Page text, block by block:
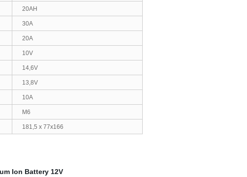
20AH
30A
20A
10V
14,6V
13,8V
10A
M6
181,5 x 77x166